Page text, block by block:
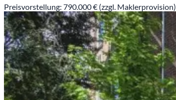
Preisvorstellung: 790.000 € (zzgl. Maklerprovision)